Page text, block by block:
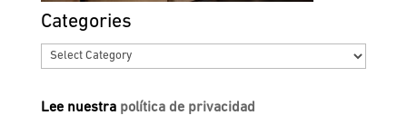
Categories
Categories
Lee nuestra política de privacidad